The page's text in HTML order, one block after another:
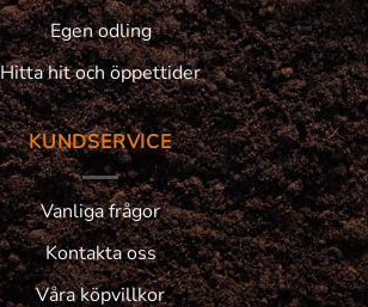
Egen odling
Hitta hit och öppettider
KUNDSERVICE
Vanliga frågor
Kontakta oss
Våra köpvillkor